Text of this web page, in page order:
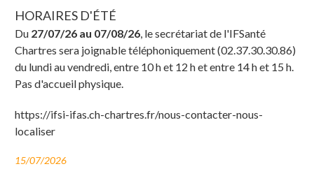
HORAIRES D'ÉTÉ
Du 27/07/26 au 07/08/26, le secrétariat de l'IFSanté
Chartres sera joignable téléphoniquement (02.37.30.30.86)
du lundi au vendredi, entre 10 h et 12 h et entre 14 h et 15 h.
Pas d'accueil physique.
https://ifsi-ifas.ch-chartres.fr/nous-contacter-nous-
localiser
15/07/2026